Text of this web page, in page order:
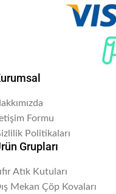
Formu
Politikaları
Grupları
Atık Kutuları
Mekan Çöp Kovaları